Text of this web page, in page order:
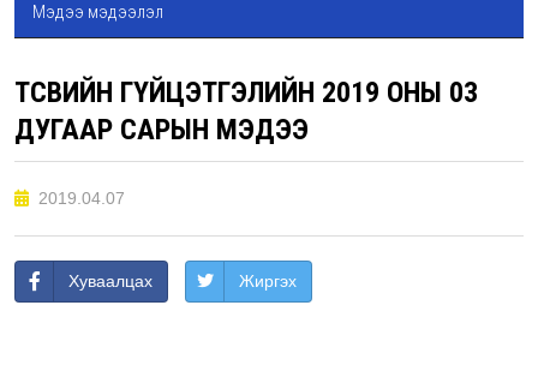
Мэдээ мэдээлэл
ТӨСВИЙН ГҮЙЦЭТГЭЛИЙН 2019 ОНЫ 03
ДУГААР САРЫН МЭДЭЭ
2019.04.07
Хуваалцах Жиргэх